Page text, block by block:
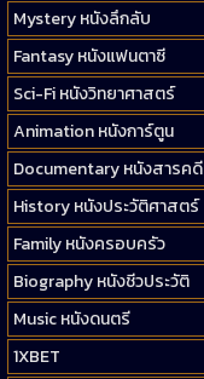
Mystery หนังลึกลับ
Fantasy หนังแฟนตาซี
Sci-Fi หนังวิทยาศาสตร์
Animation หนังการ์ตูน
Documentary หนังสารคดี
History หนังประวัติศาสตร์
Family หนังครอบครัว
Biography หนังชีวประวัติ
Music หนังดนตรี
1XBET